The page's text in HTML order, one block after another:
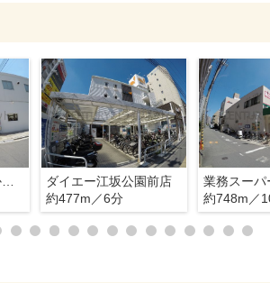
クレヨンハウス西からの旬菜便
ダイエー江坂公園前店
約477m／6分
業務スーパ
約748m／